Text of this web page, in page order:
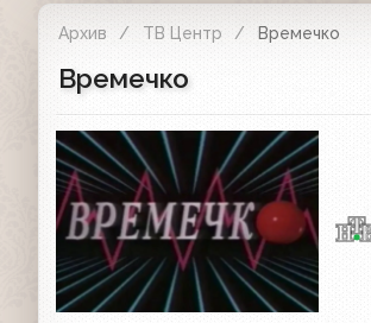
Архив ТВ Центр Времечко
Времечко